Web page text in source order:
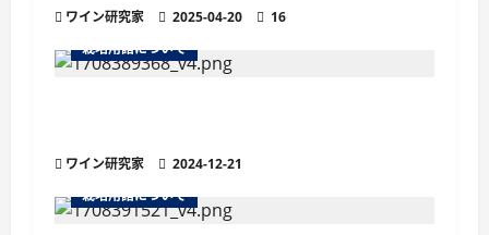
ン
ワイン研究家 2025-04-20
16
栽培用語について
ワイン研究家
2024-12-21
栽培用語について